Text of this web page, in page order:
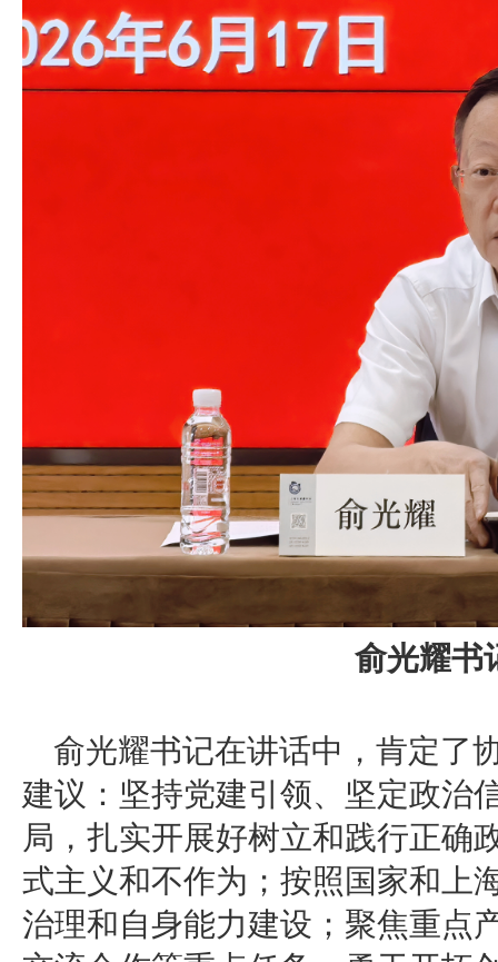
俞光耀书
俞光耀书记在讲话中，肯定了
建议：坚持党建引领、坚定政治
局，扎实开展好树立和践行正确
式主义和不作为；按照国家和上
治理和自身能力建设；聚焦重点